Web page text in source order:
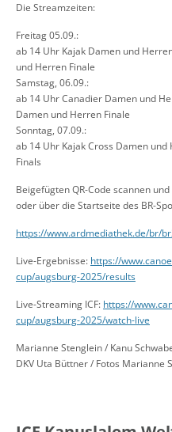
Die Streamzeiten:
Freitag 05.09.:
ab 14 Uhr Kajak Damen und
und Herren Finale
Samstag, 06.09.:
ab 14 Uhr Canadier Damen und
Damen und Herren Finale
Sonntag, 07.09.:
ab 14 Uhr Kajak Cross Damen
Finals
Beigefügten QR-Code scannen
oder über die Startseite des BR-
https://www.ardmediathek.de/br/
Live-Ergebnisse: https://
cup/augsburg-2025/results
Live-Streaming ICF: https://
cup/augsburg-2025/watch-live
Marianne Stenglein / Kanu
DKV Uta Büttner / Fotos Marianne